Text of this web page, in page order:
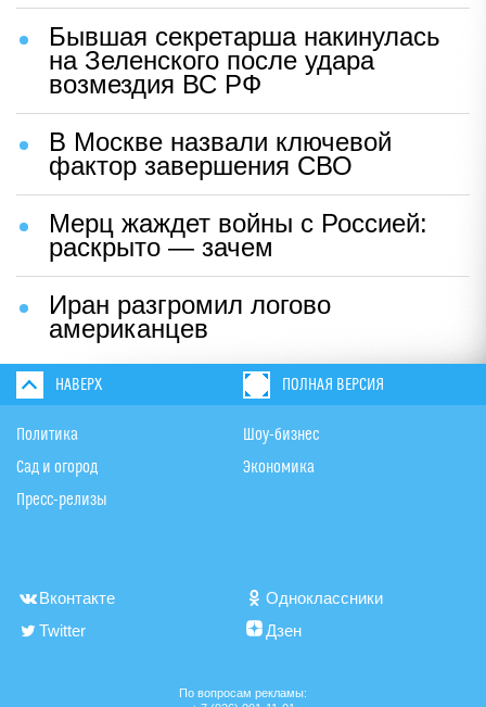
Бывшая секретарша накинулась
на Зеленского после удара
возмездия ВС РФ
В Москве назвали ключевой
фактор завершения СВО
Мерц жаждет войны с Россией:
раскрыто — зачем
Иран разгромил логово
американцев
НАВЕРХ ПОЛНАЯ ВЕРСИЯ
Политика
Сад и огород
Пресс-релизы
Шоу-бизнес
Экономика
Вконтакте
Одноклассники
Twitter
Дзен
По вопросам рекламы: